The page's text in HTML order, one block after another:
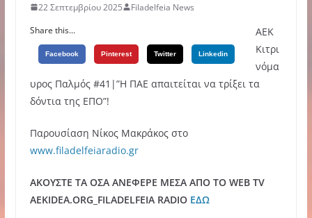
22 Σεπτεμβρίου 2025
Filadelfeia News
Share this...
Facebook Pinterest Twitter Linkedin
AEK
Κιτρι
νόμα
υρος Παλμός #41|”Η ΠΑΕ απαιτείται να τρίξει τα
δόντια της ΕΠΟ”!
Παρουσίαση Νίκος Μακράκος στο
www.filadelfeiaradio.gr
ΑΚΟΥΣΤΕ ΤΑ ΟΣΑ ΑΝΕΦΕΡΕ ΜΕΣΑ ΑΠΟ ΤΟ WEB TV
AEKIDEA.ORG_FILADELFEIA RADIO ΕΔΩ